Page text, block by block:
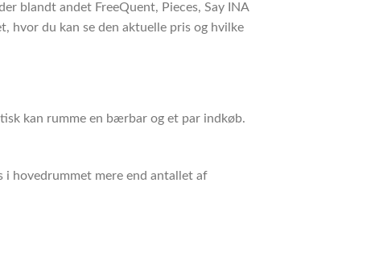
blandt andet FreeQuent, Pieces, Say INA
hvor du kan se den aktuelle pris og hvilke
kan rumme en bærbar og et par indkøb.
hovedrummet mere end antallet af